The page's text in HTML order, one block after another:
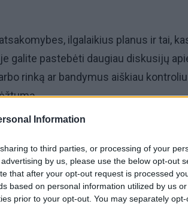
Information
to third parties, or processing of your
by us, please use the below opt-out
that after your opt-out request is processed
based on personal information utilized by us
prior to your opt-out. You may separately
ilgalaikius planus ir tai,
galite pastebėti daugiau diskusijų
rinką ar bandymus aiškiau
ramiau priimti sprendimus. Daugiau
ir Šauliams, nes diena gali stipriau
poreikį greičiau matyti rezultatą.